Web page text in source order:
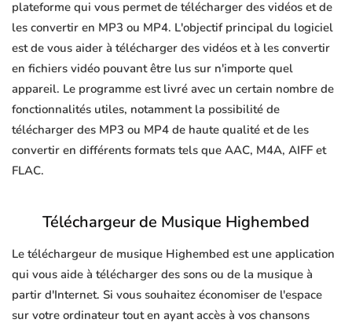
plateforme qui vous permet de télécharger des vidéos et de
les convertir en MP3 ou MP4. L'objectif principal du logiciel
est de vous aider à télécharger des vidéos et à les convertir
en fichiers vidéo pouvant être lus sur n'importe quel
appareil. Le programme est livré avec un certain nombre de
fonctionnalités utiles, notamment la possibilité de
télécharger des MP3 ou MP4 de haute qualité et de les
convertir en différents formats tels que AAC, M4A, AIFF et
FLAC.
Téléchargeur de Musique Highembed
Le téléchargeur de musique Highembed est une application
qui vous aide à télécharger des sons ou de la musique à
partir d'Internet. Si vous souhaitez économiser de l'espace
sur votre ordinateur tout en ayant accès à vos chansons